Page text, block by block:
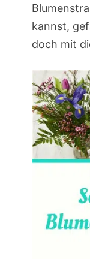
kannst,
doch mit